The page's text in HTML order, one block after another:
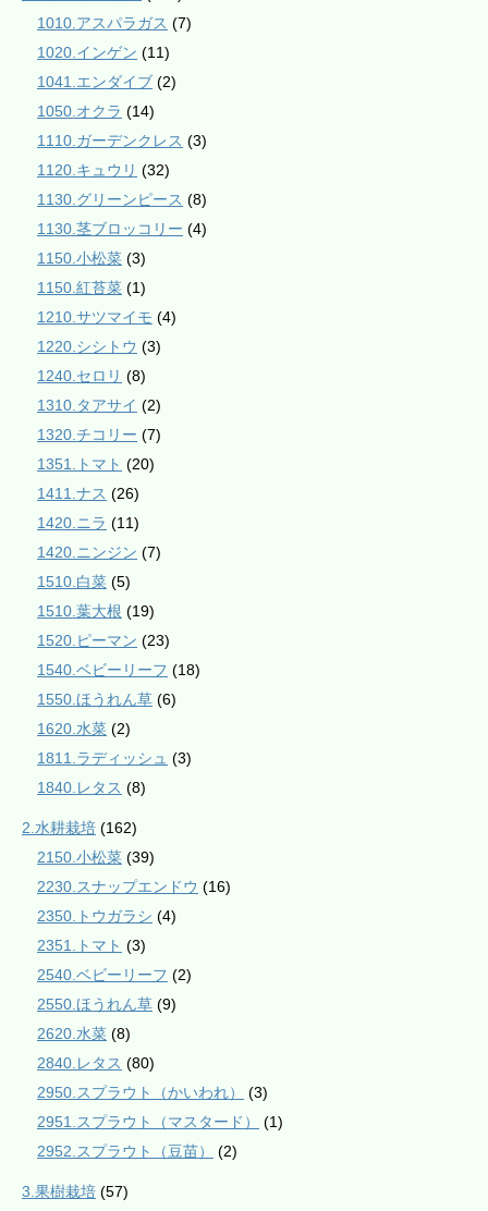
1010.アスパラガス (7)
1020.インゲン (11)
1041.エンダイブ (2)
1050.オクラ (14)
1110.ガーデンクレス (3)
1120.キュウリ (32)
1130.グリーンピース (8)
1130.茎ブロッコリー (4)
1150.小松菜 (3)
1150.紅苔菜 (1)
1210.サツマイモ (4)
1220.シシトウ (3)
1240.セロリ (8)
1310.タアサイ (2)
1320.チコリー (7)
1351.トマト (20)
1411.ナス (26)
1420.ニラ (11)
1420.ニンジン (7)
1510.白菜 (5)
1510.葉大根 (19)
1520.ピーマン (23)
1540.ベビーリーフ (18)
1550.ほうれん草 (6)
1620.水菜 (2)
1811.ラディッシュ (3)
1840.レタス (8)
2.水耕栽培 (162)
2150.小松菜 (39)
2230.スナップエンドウ (16)
2350.トウガラシ (4)
2351.トマト (3)
2540.ベビーリーフ (2)
2550.ほうれん草 (9)
2620.水菜 (8)
2840.レタス (80)
2950.スプラウト（かいわれ）
(3)
2951.スプラウト（マスタード）
(1)
2952.スプラウト（豆苗）
(2)
3.果樹栽培 (57)